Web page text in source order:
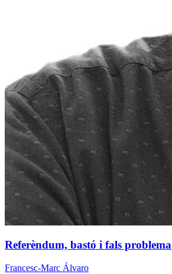
Referèndum, bastó i fals problema
Francesc-Marc Álvaro